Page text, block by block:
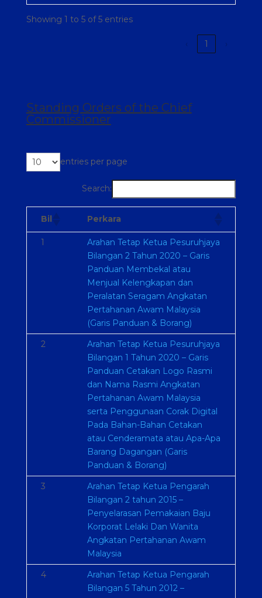
Showing 1 to 5 of 5 entries
‹ 1 ›
Standing Orders of the Chief
Commissioner
entries per page
Search:
Bil Perkara
1
Arahan Tetap Ketua Pesuruhjaya
Bilangan 2 Tahun 2020 – Garis
Panduan Membekal atau
Menjual Kelengkapan dan
Peralatan Seragam Angkatan
Pertahanan Awam Malaysia
(Garis Panduan & Borang)
2
Arahan Tetap Ketua Pesuruhjaya
Bilangan 1 Tahun 2020 – Garis
Panduan Cetakan Logo Rasmi
dan Nama Rasmi Angkatan
Pertahanan Awam Malaysia
serta Penggunaan Corak Digital
Pada Bahan-Bahan Cetakan
atau Cenderamata atau Apa-Apa
Barang Dagangan (Garis
Panduan & Borang)
3
Arahan Tetap Ketua Pengarah
Bilangan 2 tahun 2015 –
Penyelarasan Pemakaian Baju
Korporat Lelaki Dan Wanita
Angkatan Pertahanan Awam
Malaysia
4
Arahan Tetap Ketua Pengarah
Bilangan 5 Tahun 2012 –